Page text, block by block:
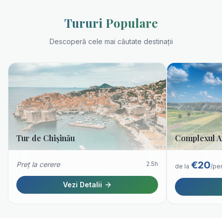
Tururi Populare
Descoperă cele mai căutate destinații
Tur de Chișinău
Preț la cerere 2.5h
Vezi Detalii
Complexul
de la €20/